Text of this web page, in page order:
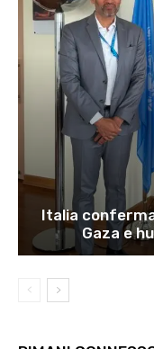
Italia
Gaza e